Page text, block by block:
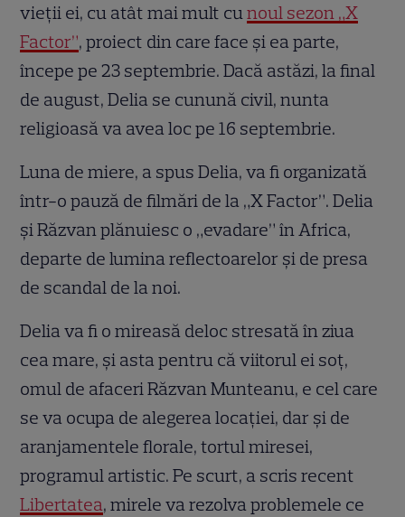
vieții ei, cu atât mai mult cunoul sezon „X
Factor”, proiect din care face și ea parte,
începe pe 23 septembrie. Dacă astăzi, la final
de august, Delia se cunună civil, nunta
religioasă va avea loc pe 16 septembrie.
Luna de miere, a spus Delia, va fi organizată
într-o pauză de filmări de la „X Factor”. Delia
și Răzvan plănuiesc o „evadare” în Africa,
departe de lumina reflectoarelor și de presa
de scandal de la noi.
Delia va fi o mireasă deloc stresată în ziua
cea mare, și asta pentru că viitorul ei soț,
omul de afaceri Răzvan Munteanu, e cel care
se va ocupa de alegerea locației, dar și de
aranjamentele florale, tortul miresei,
programul artistic. Pe scurt, a scris recent
Libertatea, mirele va rezolva problemele ce